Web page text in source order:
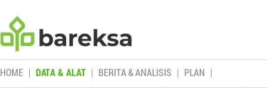
HOME DATA & ALAT BERITA & ANALISIS PLAN